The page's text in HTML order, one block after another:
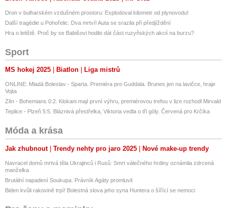
Dron v bulharském vzdušném prostoru: Explodoval kilometr od plynovodu!
Další tragédie u Pohořelic: Dva mrtví! Auta se srazila při předjíždění
Hra o letiště. Proč by se Babišovi hodilo dát část ruzyňských akcií na burzu?
Sport
MS hokej 2025 Biatlon Liga mistrů
ONLINE: Mladá Boleslav - Sparta. Premiéra pro Guddala. Brunes jen na lavičce, hraje
Vojta
Zlín - Bohemians 0:2. Klokani mají první výhru, premiérovou trefou v lize rozhodl Mirvald
Teplice - Plzeň 5:5. Bláznivá přestřelka, Viktoria vedla o tři góly. Červená pro Krčíka
Móda a krása
Jak zhubnout Trendy nehty pro jaro 2025 Nové make-up trendy
Navracel domů mrtvá těla Ukrajinců i Rusů: Smrt válečného hrdiny oznámila zdrcená
manželka
Brutální napadení Soukupa. Právník Agáty promluvil
Biden kvůli rakovině trpí! Bolestná slova jeho syna Huntera o šířící se nemoci